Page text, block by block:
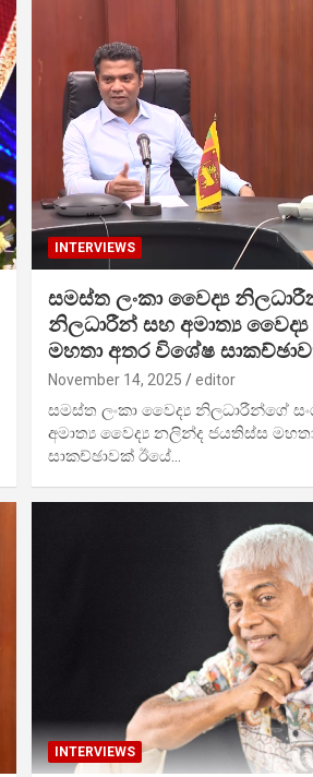
INTERVIEWS
සමස්ත ලංකා වෛද්‍ය
නිලධාරීන් සහ අමාත්‍ය
මහතා අතර විශේෂ
November 14, 2025 editor
සමස්ත ලංකා වෛද්‍ය නිලධාරීන්ගේ
අමාත්‍ය වෛද්‍ය නලින්ද ජයතිස්ස
සාකච්ඡාවක් ඊයේ…
INTERVIEWS